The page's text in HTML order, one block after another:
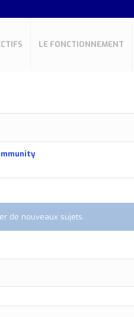
LE FONCTIONNEMENT
de nouveaux sujets.